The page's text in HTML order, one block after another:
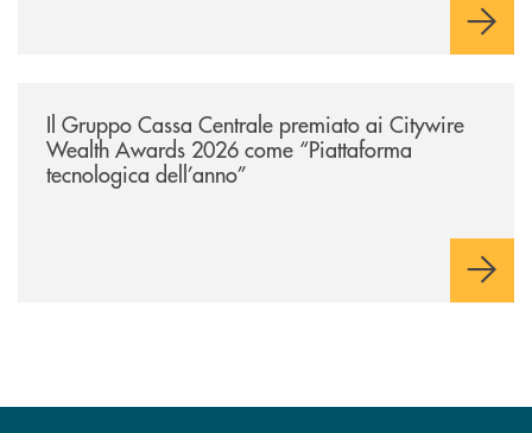
Il Gruppo Cassa Centrale premiato ai Citywire
Wealth Awards 2026 come “Piattaforma
tecnologica dell’anno”